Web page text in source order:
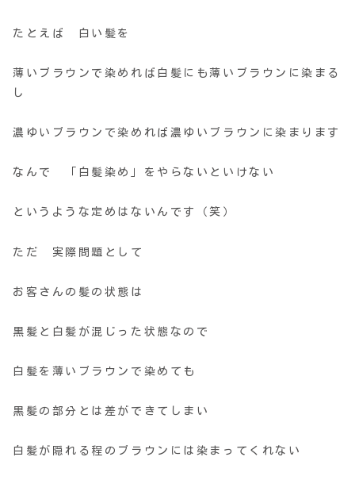
たとえば 白い髪を
薄いブラウンで染めれば白髪にも薄いブラウンに染まる
し
濃ゆいブラウンで染めれば濃ゆいブラウンに染まります
なんで 「白髪染め」をやらないといけない
というような定めはないんです（笑）
ただ 実際問題として
お客さんの髪の状態は
黒髪と白髪が混じった状態なので
白髪を薄いブラウンで染めても
黒髪の部分とは差ができてしまい
白髪が隠れる程のブラウンには染まってくれない